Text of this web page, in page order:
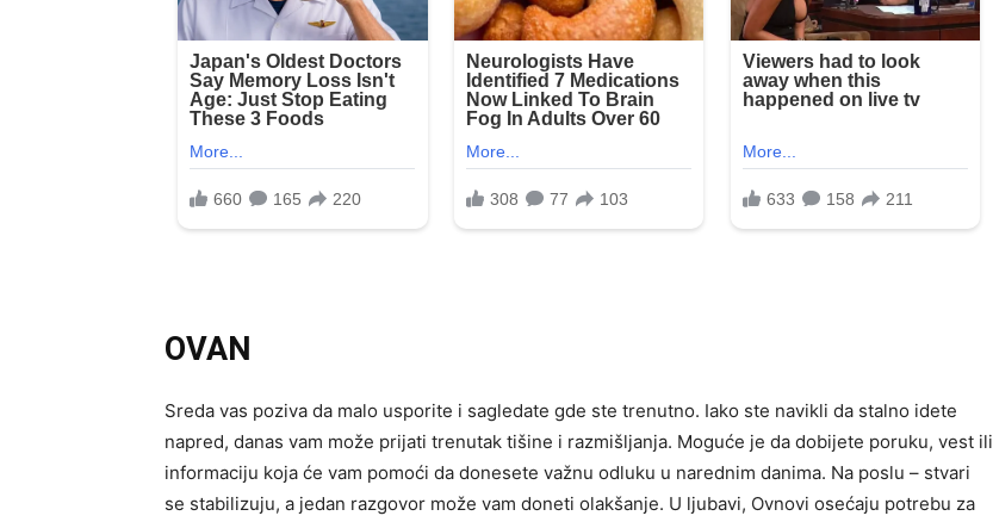
OVAN
Sreda vas poziva da malo usporite i sagledate gde ste trenutno. Iako ste navikli da stalno idete
napred, danas vam može prijati trenutak tišine i razmišljanja. Moguće je da dobijete poruku, vest ili
informaciju koja će vam pomoći da donesete važnu odluku u narednim danima. Na poslu – stvari
se stabilizuju, a jedan razgovor može vam doneti olakšanje. U ljubavi, Ovnovi osećaju potrebu za